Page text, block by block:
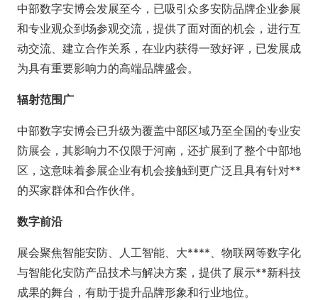
中部数字安博会发展至今，已吸引众多安防品牌企业参展
和专业观众到场参观交流，提供了面对面的机会，进行互
动交流、建立合作关系，在业内获得一致好评，已发展成
为具有重要影响力的高端品牌盛会。
辐射范围广
中部数字安博会已升级为覆盖中部区域乃至全国的专业安
防展会，其影响力不仅限于河南，还扩展到了整个中部地
区，这意味着参展企业有机会接触到更广泛且具有针对**
的买家群体和合作伙伴。
数字前沿
展会聚焦智能安防、人工智能、大****、物联网等数字化
与智能化安防产品技术与解决方案，提供了展示**新科技
成果的舞台，有助于提升品牌形象和行业地位。